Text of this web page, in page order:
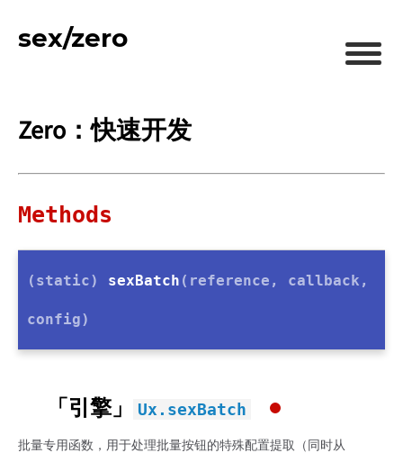
sex/zero
Zero：快速开发
Methods
(static) sexBatch (reference, callback,
config)
「引擎」 Ux.sexBatch
批量专用函数，用于处理批量按钮的特殊配置提取（同时从